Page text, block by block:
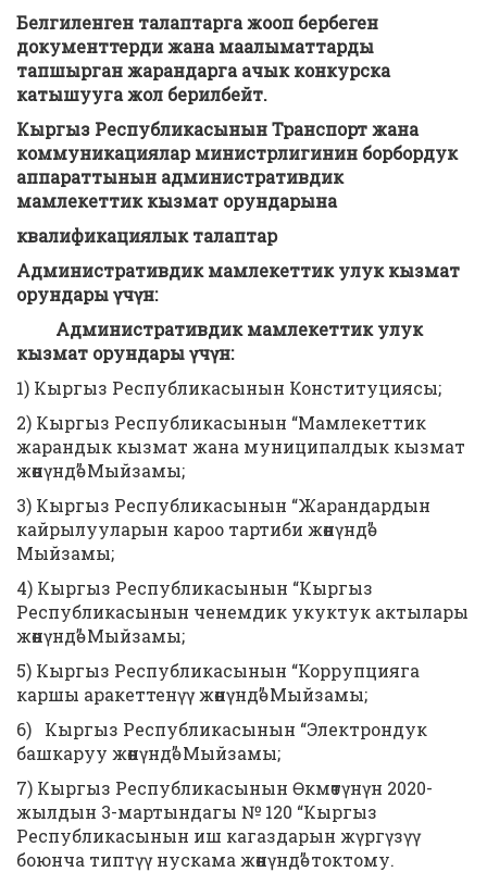
Белгиленген талаптарга жооп бербеген
документтерди жана маалыматтарды
тапшырган жарандарга ачык конкурска
катышууга жол берилбейт.
Кыргыз Республикасынын Транспорт жана
коммуникациялар министрлигинин борбордук
аппараттынын административдик
мамлекеттик кызмат орундарына
квалификациялык талаптар
Административдик мамлекеттикулуккызмат
орундары үчүн:
Административдик мамлекеттик улук
кызмат орундары үчүн:
1) Кыргыз Республикасынын Конституциясы;
2) Кыргыз Республикасынын “Мамлекеттик
жарандык кызмат жана муниципалдык кызмат
жөнүндө” Мыйзамы;
3) Кыргыз Республикасынын “Жарандардын
кайрылууларын кароо тартиби жөнүндө”
Мыйзамы;
4) Кыргыз Республикасынын “Кыргыз
Республикасынын ченемдик укуктук актылары
жөнүндө” Мыйзамы;
5) Кыргыз Республикасынын “Коррупцияга
каршы аракеттенүү жөнүндө” Мыйзамы;
6) Кыргыз Республикасынын “Электрондук
башкаруу жөнүндө” Мыйзамы;
7) Кыргыз Республикасынын Өкмөтүнүн 2020-
жылдын 3-мартындагы № 120 “Кыргыз
Республикасынын иш кагаздарын жүргүзүү
боюнча типтүү нускама жөнүндө” токтому.